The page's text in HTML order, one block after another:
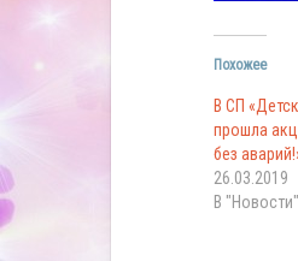
Похожее
В СП
прошла
без
26.03.2019
В "Новости"